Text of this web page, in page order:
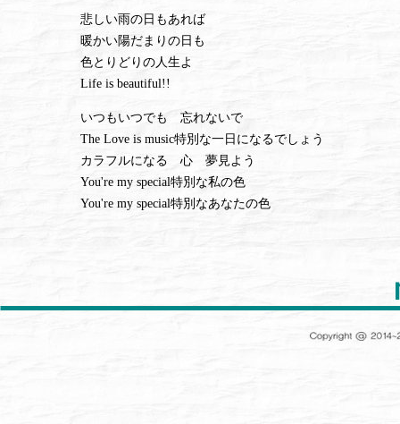
悲しい雨の日もあれば
暖かい陽だまりの日も
色とりどりの人生よ
Life is beautiful!!
いつもいつでも 忘れないで
The Love is music特別な一日になるでしょう
カラフルになる 心 夢見よう
You're my special特別な私の色
You're my special特別なあなたの色